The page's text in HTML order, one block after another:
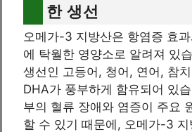
한 생선
오메가-3 지방산은 항염증 효
에 탁월한 영양소로 알려져 있
생선인 고등어, 청어, 연어, 참
DHA가 풍부하게 함유되어 있
부의 혈류 장애와 염증이 주요
할 수 있기 때문에, 오메가-3